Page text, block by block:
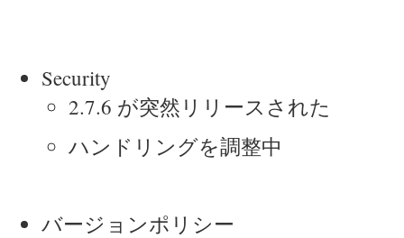
Security
2.7.6 が突然リリースされた
ハンドリングを調整中
バージョンポリシー